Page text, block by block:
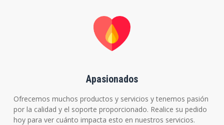
Apasionados
Ofrecemos muchos productos y servicios y tenemos pasión
por la calidad y el soporte proporcionado. Realice su pedido
hoy para ver cuánto impacta esto en nuestros servicios.